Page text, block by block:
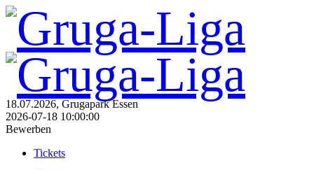
18.07.2026, Grugapark Essen
2026-07-18 10:00:00
Bewerben
Tickets